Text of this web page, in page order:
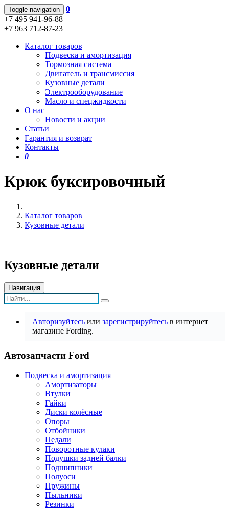
Toggle navigation
0
+7 495 941-96-88
+7 963 712-87-23
Каталог товаров
Подвеска и амортизация
Тормозная система
Двигатель и трансмиссия
Кузовные детали
Электрооборудование
Масло и спецжидкости
О нас
Новости и акции
Статьи
Гарантия и возврат
Контакты
0
Крюк буксировочный
Каталог товаров
Кузовные детали
Кузовные детали
Навигация
Авторизуйтесь или зарегистрируйтесь в интернет
магазине Fording.
Автозапчасти Ford
Подвеска и амортизация
Амортизаторы
Втулки
Гайки
Диски колёсные
Опоры
Отбойники
Педали
Поворотные кулаки
Подушки задней балки
Подшипники
Полуоси
Пружины
Пыльники
Резинки